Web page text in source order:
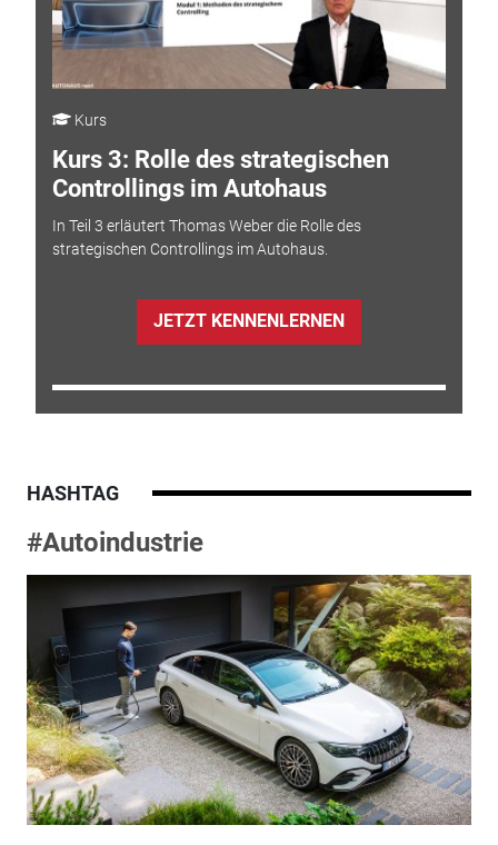
Kurs
Kurs 3: Rolle des strategischen
Controllings im Autohaus
In Teil 3 erläutert Thomas Weber die Rolle des
strategischen Controllings im Autohaus.
JETZT KENNENLERNEN
HASHTAG
#Autoindustrie